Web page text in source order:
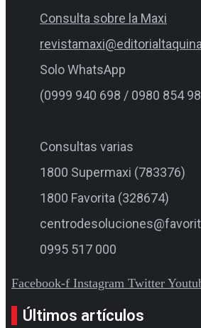
Consulta sobre la Maxi
Solo WhatsApp
(0999 940 698 / 0980 854
Consultas varias
1800 Supermaxi (783376)
1800 Favorita (328674)
0995 517 000
Facebook-f Instagram Twitter
Últimos artículos